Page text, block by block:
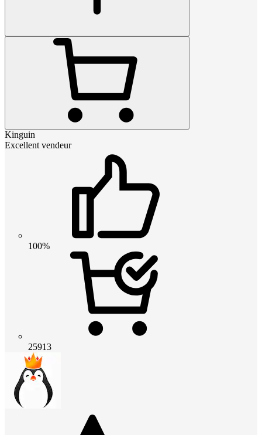
Kinguin
Excellent vendeur
100%
25913